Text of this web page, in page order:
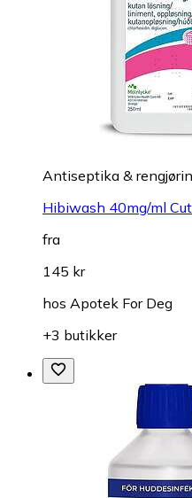
Antiseptika &
Hibiwash 40mg/ml
fra
145 kr
hos Apotek For Deg
+3 butikker